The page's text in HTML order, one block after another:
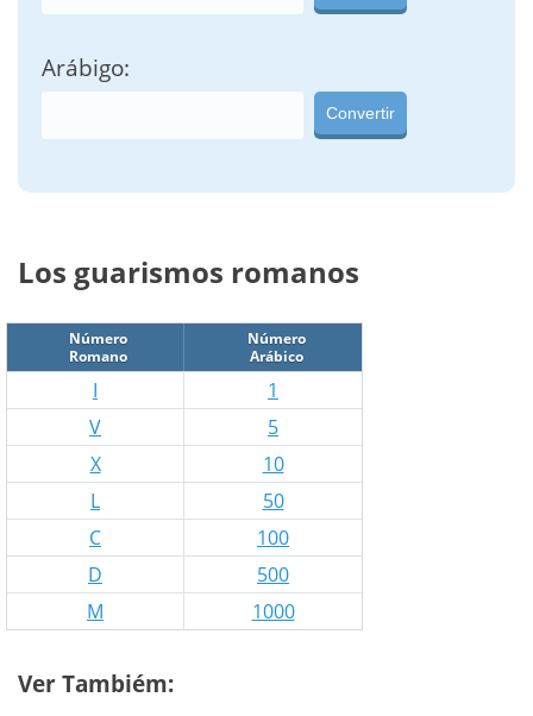
Arábigo:
Convertir
Los guarismos romanos
Número
Romano
Número
Arábico
I
1
V
5
X
10
L
50
C
100
D
500
M
1000
Ver Tambiém: